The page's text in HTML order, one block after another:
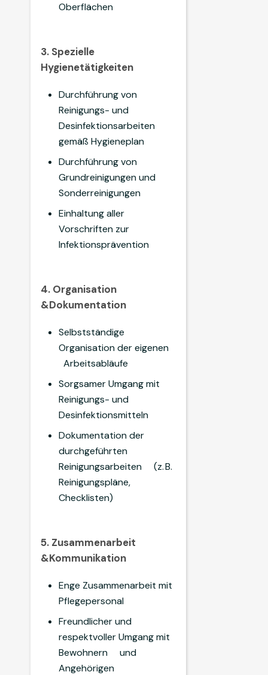
Oberflächen
3. Spezielle
Hygienetätigkeiten
Durchführung von
Reinigungs- und
Desinfektionsarbeiten
gemäß Hygieneplan
Durchführung von
Grundreinigungen und
Sonderreinigungen
Einhaltung aller
Vorschriften zur
Infektionsprävention
4. Organisation
&Dokumentation
Selbstständige
Organisation der eigenen
Arbeitsabläufe
Sorgsamer Umgang mit
Reinigungs- und
Desinfektionsmitteln
Dokumentation der
durchgeführten
Reinigungsarbeiten (z. B.
Reinigungspläne,
Checklisten)
5. Zusammenarbeit
&Kommunikation
Enge Zusammenarbeit mit
Pflegepersonal
Freundlicher und
respektvoller Umgang mit
Bewohnern und
Angehörigen